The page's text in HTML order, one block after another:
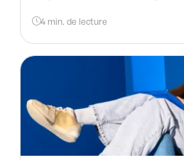
4 min. de lecture